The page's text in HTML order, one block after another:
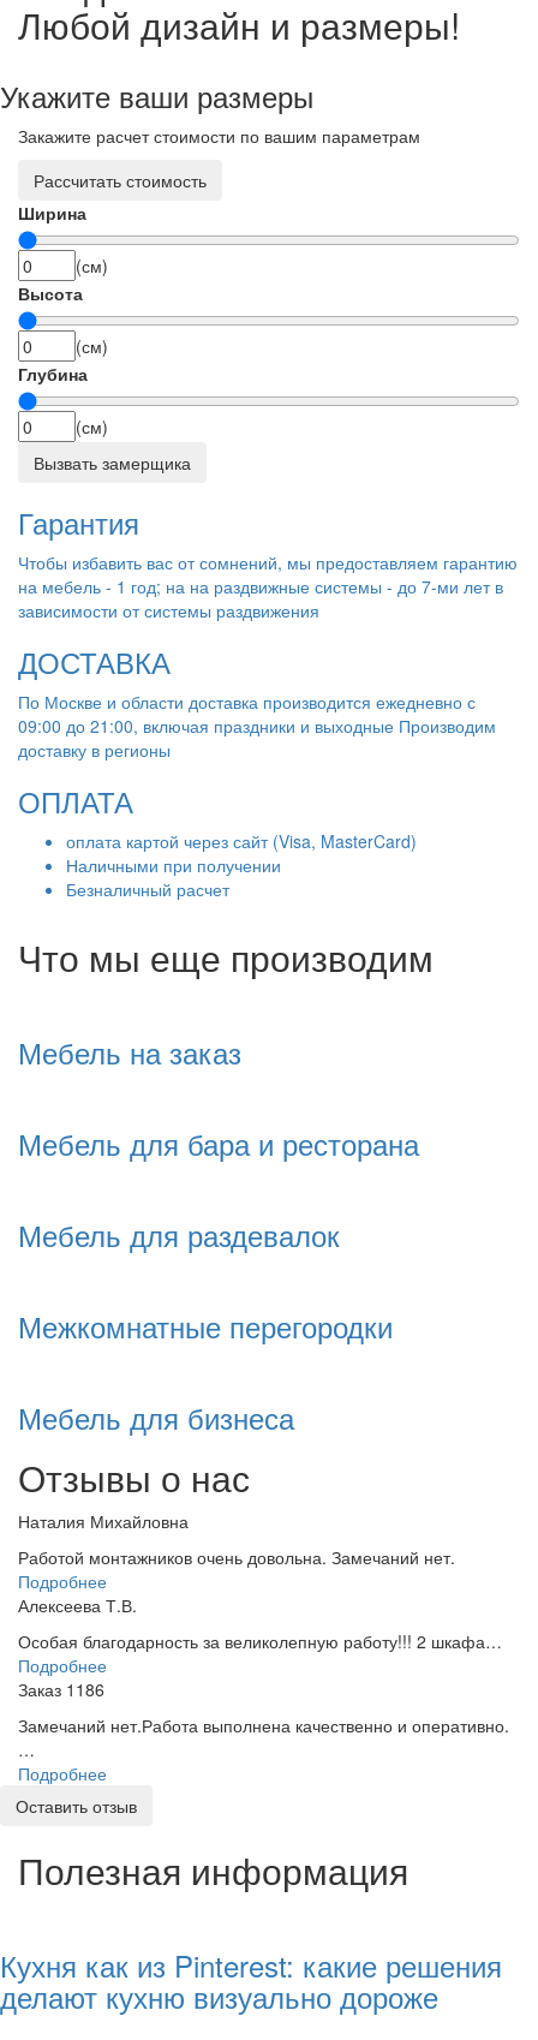
Любой дизайн и размеры!
Укажите ваши размеры
Закажите расчет стоимости по вашим параметрам
Рассчитать стоимость
Ширина
(см)
Высота
(см)
Глубина
(см)
Вызвать замерщика
Гарантия
Чтобы избавить вас от сомнений, мы предоставляем гарантию
на мебель - 1 год; на на раздвижные системы - до 7-ми лет в
зависимости от системы раздвижения
ДОСТАВКА
По Москве и области доставка производится ежедневно с
09:00 до 21:00, включая праздники и выходные Производим
доставку в регионы
ОПЛАТА
оплата картой через сайт (Visa, MasterCard)
Наличными при получении
Безналичный расчет
Что мы еще производим
Мебель на заказ
Мебель для бара и ресторана
Мебель для раздевалок
Межкомнатные перегородки
Мебель для бизнеса
Отзывы о нас
Наталия Михайловна
Работой монтажников очень довольна. Замечаний нет.
Подробнее
Алексеева Т.В.
Особая благодарность за великолепную работу!!! 2 шкафа…
Подробнее
Заказ 1186
Замечаний нет.Работа выполнена качественно и оперативно.
…
Подробнее
Оставить отзыв
Полезная информация
Кухня как из Pinterest: какие решения
делают кухню визуально дороже